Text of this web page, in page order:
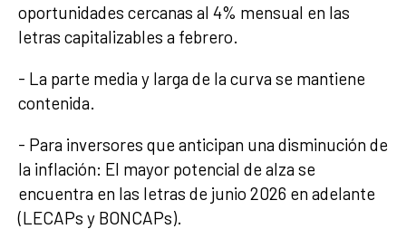
oportunidades cercanas al 4% mensual en las
letras capitalizables a febrero.
- La parte media y larga de la curva se mantiene
contenida.
- Para inversores que anticipan una disminución de
la inflación: El mayor potencial de alza se
encuentra en las letras de junio 2026 en adelante
(LECAPs y BONCAPs).